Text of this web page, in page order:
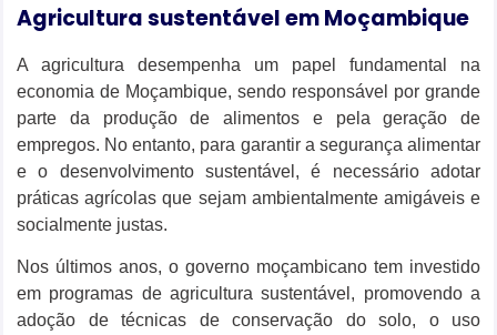
Agricultura sustentável em Moçambique
A agricultura desempenha um papel fundamental na
economia de Moçambique, sendo responsável por grande
parte da produção de alimentos e pela geração de
empregos. No entanto, para garantir a segurança alimentar
e o desenvolvimento sustentável, é necessário adotar
práticas agrícolas que sejam ambientalmente amigáveis e
socialmente justas.
Nos últimos anos, o governo moçambicano tem investido
em programas de agricultura sustentável, promovendo a
adoção de técnicas de conservação do solo, o uso